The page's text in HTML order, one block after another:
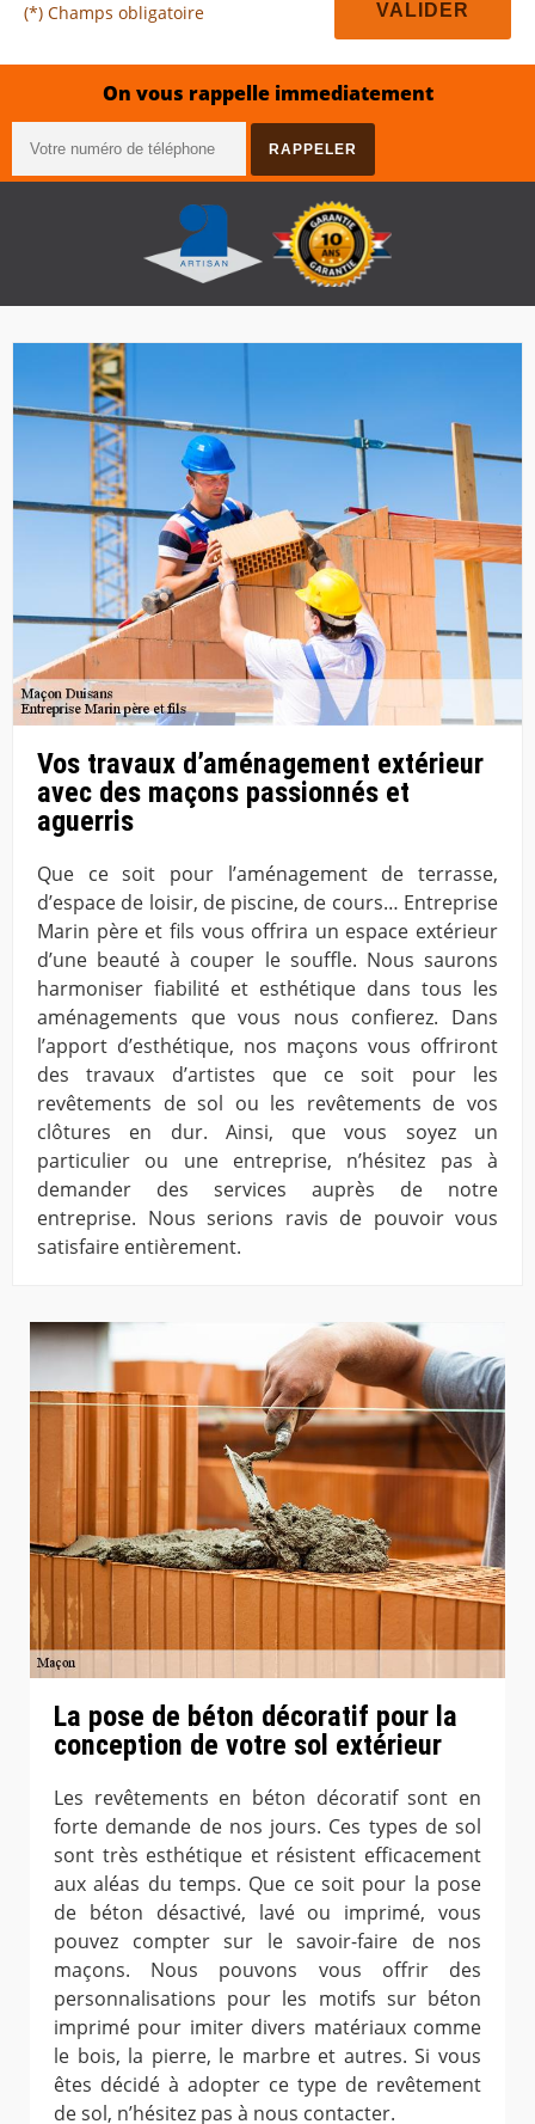
(*) Champs obligatoire
On vous rappelle immediatement
Vos travaux d’aménagement extérieur
avec des maçons passionnés et
aguerris
Que ce soit pour l’aménagement de terrasse,
d’espace de loisir, de piscine, de cours… Entreprise
Marin père et fils vous offrira un espace extérieur
d’une beauté à couper le souffle. Nous saurons
harmoniser fiabilité et esthétique dans tous les
aménagements que vous nous confierez. Dans
l’apport d’esthétique, nos maçons vous offriront
des travaux d’artistes que ce soit pour les
revêtements de sol ou les revêtements de vos
clôtures en dur. Ainsi, que vous soyez un
particulier ou une entreprise, n’hésitez pas à
demander des services auprès de notre
entreprise. Nous serions ravis de pouvoir vous
satisfaire entièrement.
La pose de béton décoratif pour la
conception de votre sol extérieur
Les revêtements en béton décoratif sont en
forte demande de nos jours. Ces types de sol
sont très esthétique et résistent efficacement
aux aléas du temps. Que ce soit pour la pose
de béton désactivé, lavé ou imprimé, vous
pouvez compter sur le savoir-faire de nos
maçons. Nous pouvons vous offrir des
personnalisations pour les motifs sur béton
imprimé pour imiter divers matériaux comme
le bois, la pierre, le marbre et autres. Si vous
êtes décidé à adopter ce type de revêtement
de sol, n’hésitez pas à nous contacter.